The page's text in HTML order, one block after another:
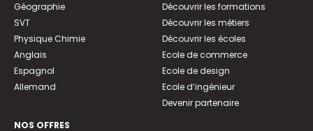
Géographie
SVT
Physique Chimie
Anglais
Espagnol
Allemand
NOS OFFRES
Découvrir les formations
Découvrir les métiers
Découvrir les écoles
Ecole de commerce
Ecole de design
Ecole d’ingénieur
Devenir partenaire